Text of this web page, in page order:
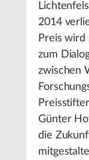
2014
Preis wird
zum
zwischen
Günter
die